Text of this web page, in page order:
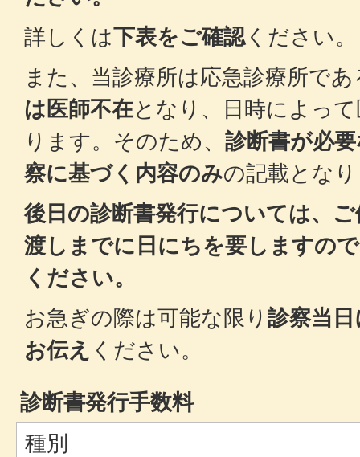
詳しくは下表をご確認ください。
また、当診療所は応急診療所で
は医師不在となり、日時によっ
ります。そのため、 診断書が必
察に基づく内容のみの記載とな
後日の診断書発行については、
渡しまでに日にちを要しますの
ください。
お急ぎの際は可能な限り 診察当
お伝え ください。
診断書発行手数料
種別